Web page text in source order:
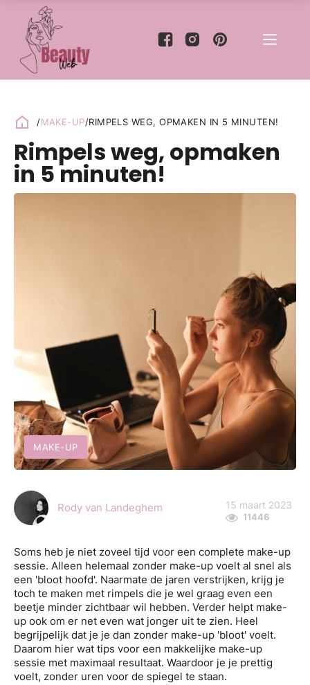
/MAKE-UP/RIMPELS WEG, OPMAKEN IN 5 MINUTEN!
Rimpels weg, opmaken
in 5 minuten!
MAKE-UP
Rody van Landeghem 15 maart 2023
11446
Soms heb je niet zoveel tijd voor een complete make-up
sessie. Alleen helemaal zonder make-up voelt al snel als
een 'bloot hoofd'. Naarmate de jaren verstrijken, krijg je
toch te maken met rimpels die je wel graag even een
beetje minder zichtbaar wil hebben. Verder helpt make-
up ook om er net even wat jonger uit te zien. Heel
begrijpelijk dat je je dan zonder make-up 'bloot' voelt.
Daarom hier wat tips voor een makkelijke make-up
sessie met maximaal resultaat. Waardoor je je prettig
voelt, zonder uren voor de spiegel te staan.